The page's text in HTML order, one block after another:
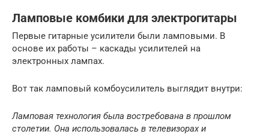
Ламповые комбики для электрогитары
Первые гитарные усилители были ламповыми. В
основе их работы – каскады усилителей на
электронных лампах.
Вот так ламповый комбоусилитель выглядит внутри:
Ламповая технология была востребована в прошлом
столетии. Она использовалась в телевизорах и